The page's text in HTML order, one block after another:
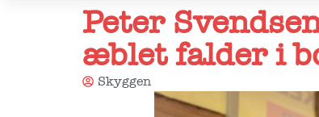
Peter
æblet falder i
Skyggen